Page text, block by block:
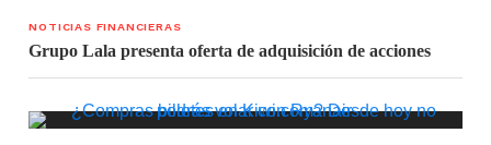
NOTICIAS FINANCIERAS
Grupo Lala presenta oferta de adquisición de acciones